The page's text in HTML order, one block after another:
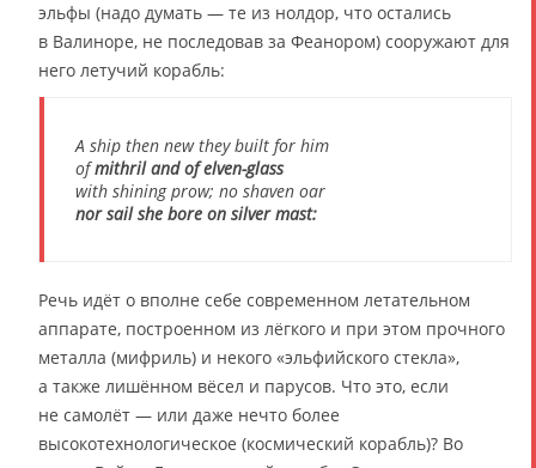
эльфы (надо думать — те из нолдор, что остались
в Валиноре, не последовав за Феанором) сооружают для
него летучий корабль:
A ship then new they built for him
ofmithril and of elven-glass
with shining prow; no shaven oar
nor sail she bore on silver mast:
Речь идёт о вполне себе современном летательном
аппарате, построенном из лёгкого и при этом прочного
металла (мифриль) и некого «эльфийского стекла»,
а также лишённом вёсел и парусов. Что это, если
не самолёт ― или даже нечто более
высокотехнологическое (космический корабль)? Во